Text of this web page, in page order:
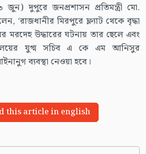
জুন) দুপুরে জনপ্রশাসন প্রতিমন্ত্রী মো.
‘রাজধানীর মিরপুরে ফ্ল্যাট থেকে বৃদ্ধা
মরদেহ উদ্ধারের ঘটনায় তার ছেলে এবং
যুগ্ম সচিব এ কে এম আনিসুর
ব্যবস্থা নেওয়া হবে।
this article in english